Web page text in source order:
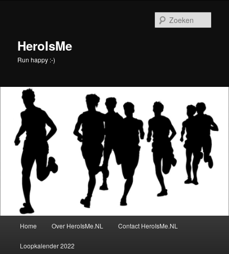
inhoudHeroIsMe
Run happy :-)
Home Over HeroIsMe.NL Contact HeroIsMe.NL
Loopkalender 2022